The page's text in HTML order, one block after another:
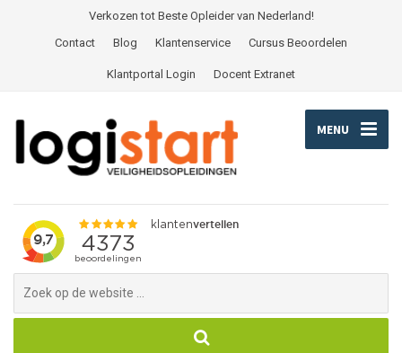
Verkozen tot Beste Opleider van Nederland!
Contact
Blog Klantenservice Cursus Beoordelen
Klantportal Login Docent Extranet
MENU